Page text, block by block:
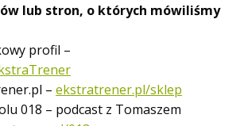
lub stron, o których mówiliśmy
profil –
–ekstratrener.pl/sklep
018 – podcast z Tomaszem